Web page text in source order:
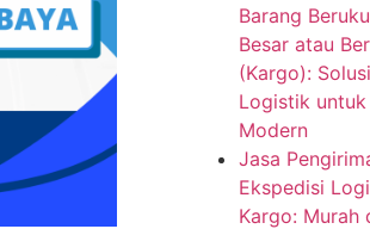
Barang
Besar atau
(Kargo): Solusi
Logistik untuk
Modern
Jasa
Ekspedisi
Kargo: Murah